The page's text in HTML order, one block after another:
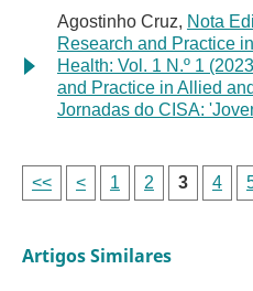
Agostinho Cruz, Nota
Research and Practice
Health: Vol. 1 N.º 1
and Practice in Allied
Jornadas do CISA:
<< < 1 2 3 4
Artigos Similares